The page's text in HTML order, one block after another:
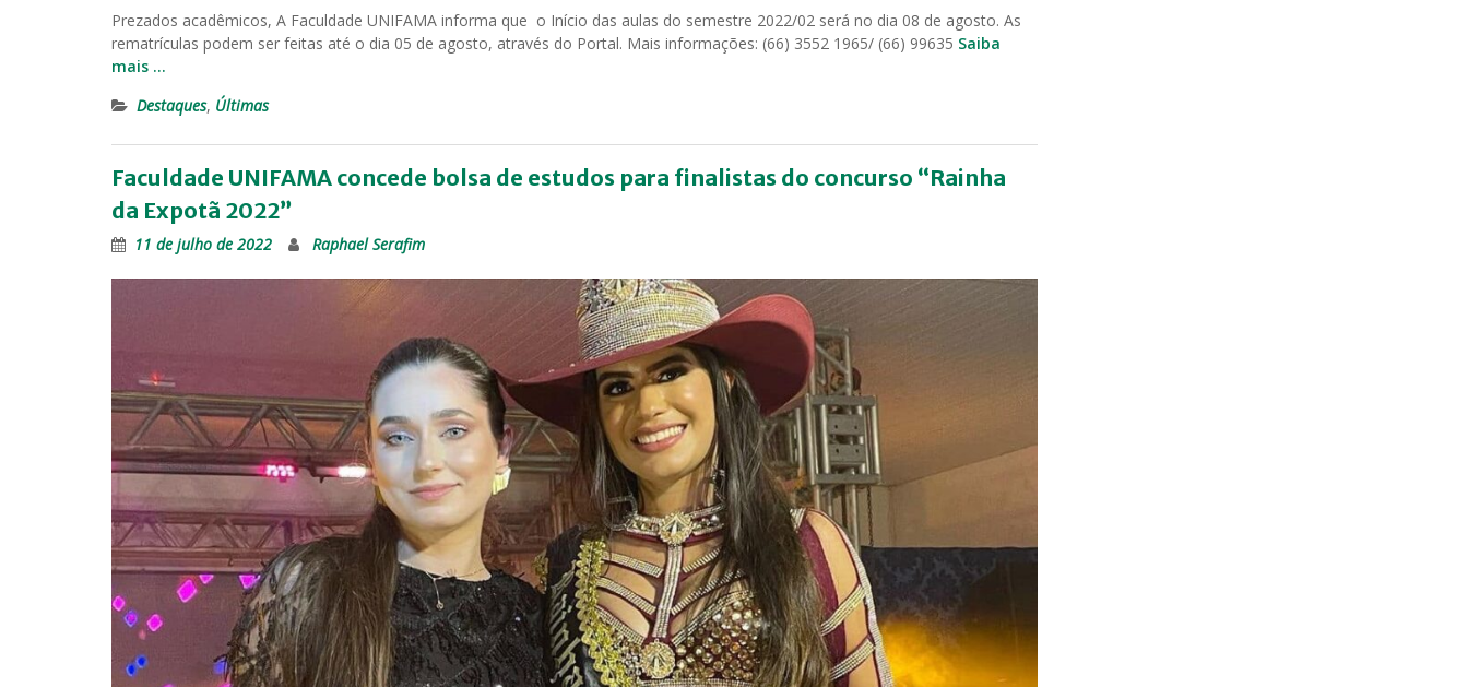
Prezados acadêmicos, A Faculdade UNIFAMA informa que o Início das aulas do semestre 2022/02 será no dia 08 de agosto. As
rematrículas podem ser feitas até o dia 05 de agosto, através do Portal. Mais informações: (66) 3552 1965/ (66) 99635 Saiba
mais …
Destaques, Últimas
Faculdade UNIFAMA concede bolsa de estudos para finalistas do concurso “Rainha
da Expotã 2022”
11 de julho de 2022 Raphael Serafim